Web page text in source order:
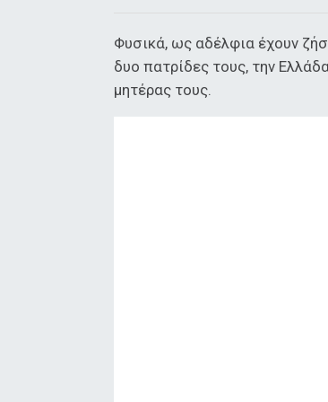
Φυσικά, ως αδέλφια έχουν
δυο πατρίδες τους, την
μητέρας τους.